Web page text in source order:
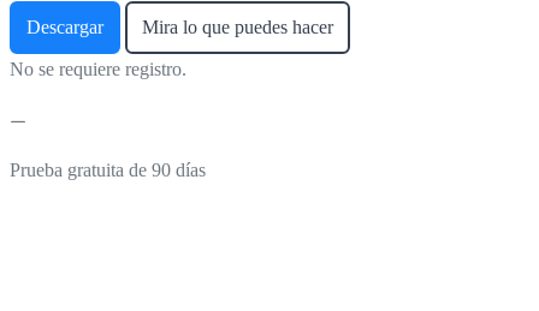
Descargar Mira lo que puedes hacer
No se requiere registro.
Prueba gratuita de 90 días